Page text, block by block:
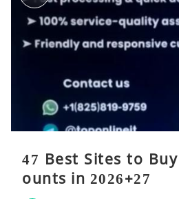
47 Best Sites to
ounts in 2026+27